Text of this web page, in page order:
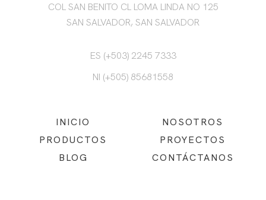
COL SAN BENITO CL LOMA LINDA NO 125
SAN SALVADOR, SAN SALVADOR
ES (+503) 2245 7333
NI (+505) 85681558
INICIO
NOSOTROS
PRODUCTOS
PROYECTOS
BLOG
CONTÁCTANOS